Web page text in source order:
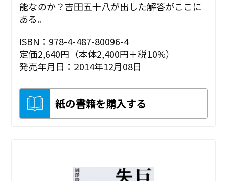
能なのか？吉田五十八が出した解答がここに
ある。
ISBN：978-4-487-80096-4
定価2,640円（本体2,400円＋税10%）
発売年月日：2014年12月08日
紙の書籍を購入する